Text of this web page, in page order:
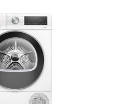
Deze wasdroger heeft
Daardoor past de
Met 9 kilogram